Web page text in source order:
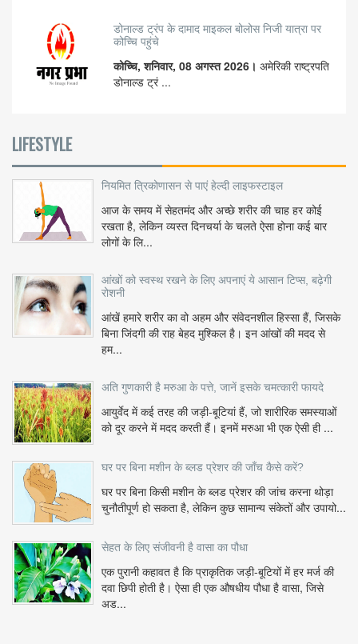
डोनाल्ड ट्रंप के दामाद माइकल बोलोस निजी यात्रा पर
कोच्चि पहुंचे
कोच्चि, शनिवार, 08 अगस्त 2026। अमेरिकी राष्ट्रपति
डोनाल्ड ट्रं ...
LIFESTYLE
नियमित त्रिकोणासन से पाएं हेल्दी लाइफस्टाइल
आज के समय में सेहतमंद और अच्छे शरीर की चाह हर कोई
रखता है, लेकिन व्यस्त दिनचर्या के चलते ऐसा होना कई बार
लोगों के लि...
आंखों को स्वस्थ रखने के लिए अपनाएं ये आसान टिप्स, बढ़ेगी
रोशनी
आंखें हमारे शरीर का वो अहम और संवेदनशील हिस्सा हैं, जिसके
बिना जिंदगी की राह बेहद मुश्किल है। इन आंखों की मदद से
हम...
अति गुणकारी है मरुआ के पत्ते, जानें इसके चमत्कारी फायदे
आयुर्वेद में कई तरह की जड़ी-बूटियां हैं, जो शारीरिक समस्याओं
को दूर करने में मदद करती हैं। इनमें मरुआ भी एक ऐसी ही ...
घर पर बिना मशीन के ब्लड प्रेशर की जाँच कैसे करें?
घर पर बिना किसी मशीन के ब्लड प्रेशर की जांच करना थोड़ा
चुनौतीपूर्ण हो सकता है, लेकिन कुछ सामान्य संकेतों और उपायो...
सेहत के लिए संजीवनी है वासा का पौधा
एक पुरानी कहावत है कि प्राकृतिक जड़ी-बूटियों में हर मर्ज की
दवा छिपी होती है। ऐसा ही एक औषधीय पौधा है वासा, जिसे
अड...